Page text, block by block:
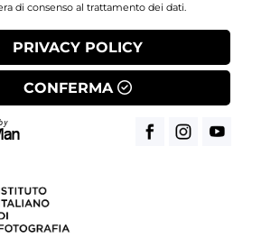
di consenso al trattamento dei dati.
PRIVACY POLICY
CONFERMA